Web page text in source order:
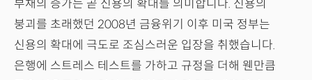
부채의 증가는 곧 신용의 확대를 의미합니다. 신용의
붕괴를 초래했던 2008년 금융위기 이후 미국 정부는
신용의 확대에 극도로 조심스러운 입장을 취했습니다.
은행에 스트레스 테스트를 가하고 규정을 더해 웬만큼